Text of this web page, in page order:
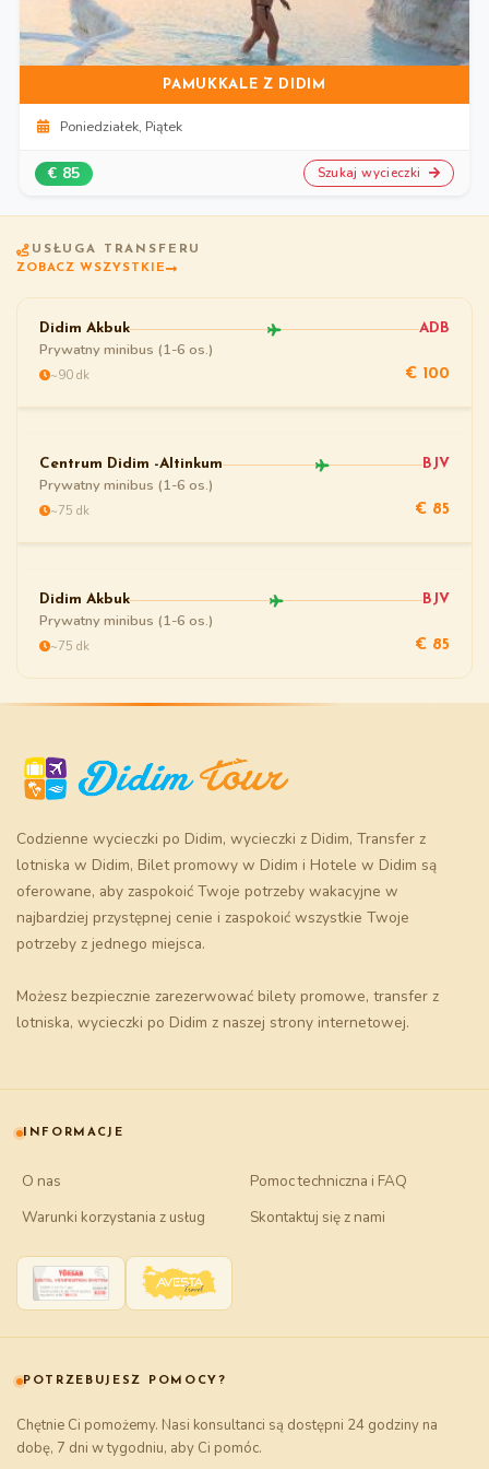
PAMUKKALE Z DIDIM
Poniedziałek, Piątek
€ 85 Szukaj wycieczki
USŁUGA TRANSFERU
ZOBACZ WSZYSTKIE
Didim Akbuk ADB
Prywatny minibus (1-6 os.)
~90 dk € 100
Centrum Didim -Altinkum BJV
Prywatny minibus (1-6 os.)
~75 dk € 85
Didim Akbuk BJV
Prywatny minibus (1-6 os.)
~75 dk € 85
Codzienne wycieczki po Didim, wycieczki z Didim, Transfer z
lotniska w Didim, Bilet promowy w Didim i Hotele w Didim są
oferowane, aby zaspokoić Twoje potrzeby wakacyjne w
najbardziej przystępnej cenie i zaspokoić wszystkie Twoje
potrzeby z jednego miejsca.
Możesz bezpiecznie zarezerwować bilety promowe, transfer z
lotniska, wycieczki po Didim z naszej strony internetowej.
INFORMACJE
O nas
Pomoc techniczna i FAQ
Warunki korzystania z usług
Skontaktuj się z nami
POTRZEBUJESZ POMOCY?
Chętnie Ci pomożemy. Nasi konsultanci są dostępni 24 godziny na
dobę, 7 dni w tygodniu, aby Ci pomóc.